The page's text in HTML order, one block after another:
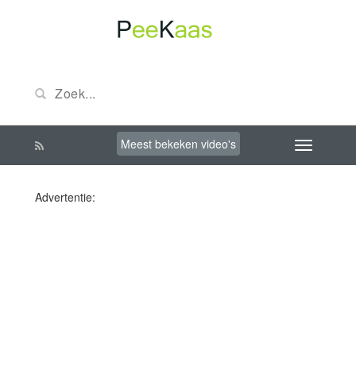
Meest bekeken video's
Advertentie: